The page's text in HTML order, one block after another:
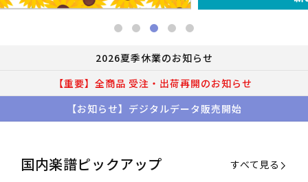
2026夏季休業のお知らせ
【重要】全商品 受注・出荷再開のお知らせ
【お知らせ】デジタルデータ販売開始
国内楽譜ピックアップ すべて見る